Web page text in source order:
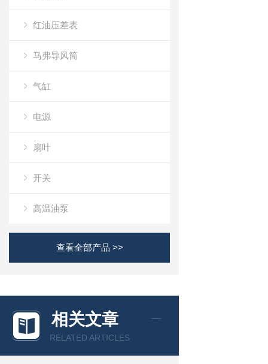
红油压差表
马弗导风筒
气缸
电源
扇叶
开关
高温油泵
查看全部产品 >>
相关文章
RELATED ARTICLES